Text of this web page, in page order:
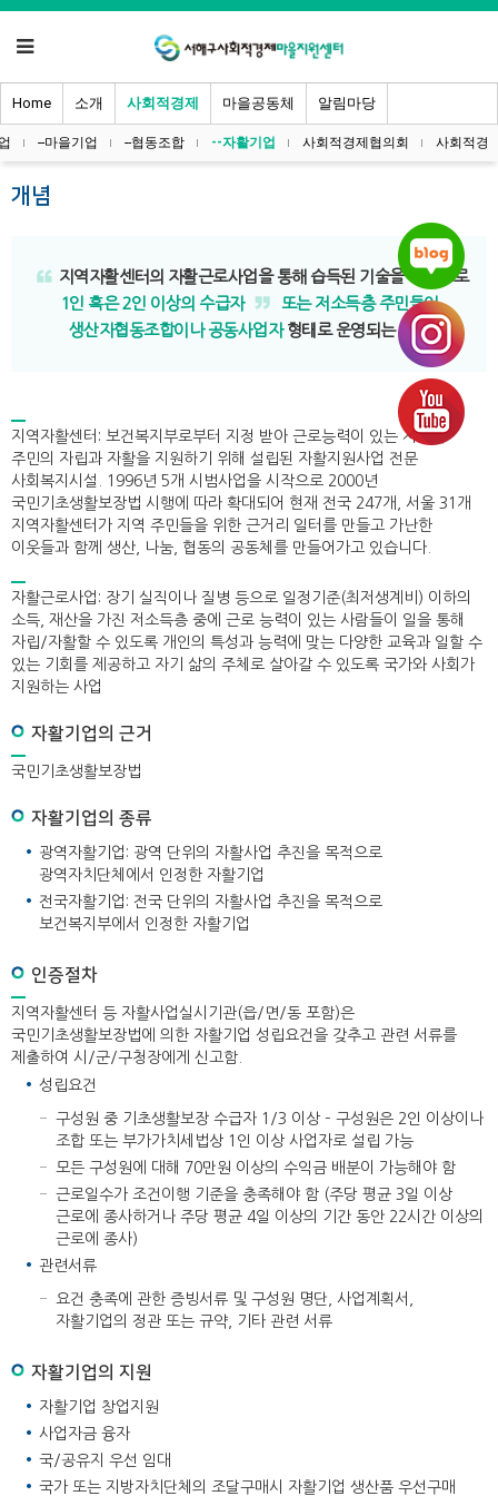
Home 소개 사회적경제 마을공동체 알림마당
--마을기업 --협동조합 --자활기업 사회적경제협의회 사회적경
개념
지역자활센터의 자활근로사업을 통해 습득된 기술을 바탕으로
1인 혹은 2인 이상의 수급자
또는 저소득층 주민들이
생산자협동조합이나 공동사업자형태로 운영되는 기업
지역자활센터: 보건복지부로부터 지정 받아 근로능력이 있는 저소득
주민의 자립과 자활을 지원하기 위해 설립된 자활지원사업 전문
사회복지시설. 1996년 5개 시범사업을 시작으로 2000년
국민기초생활보장법 시행에 따라 확대되어 현재 전국 247개, 서울 31개
지역자활센터가 지역 주민들을 위한 근거리 일터를 만들고 가난한
이웃들과 함께 생산, 나눔, 협동의 공동체를 만들어가고 있습니다.
자활근로사업: 장기 실직이나 질병 등으로 일정기준(최저생계비) 이하의
소득, 재산을 가진 저소득층 중에 근로 능력이 있는 사람들이 일을 통해
자립/자활할 수 있도록 개인의 특성과 능력에 맞는 다양한 교육과 일할 수
있는 기회를 제공하고 자기 삶의 주체로 살아갈 수 있도록 국가와 사회가
지원하는 사업
자활기업의 근거
국민기초생활보장법
자활기업의 종류
광역자활기업: 광역 단위의 자활사업 추진을 목적으로
광역자치단체에서 인정한 자활기업
전국자활기업: 전국 단위의 자활사업 추진을 목적으로
보건복지부에서 인정한 자활기업
인증절차
지역자활센터 등 자활사업실시기관(읍/면/동 포함)은
국민기초생활보장법에 의한 자활기업 성립요건을 갖추고 관련 서류를
제출하여 시/군/구청장에게 신고함.
성립요건
구성원 중 기초생활보장 수급자 1/3 이상 – 구성원은 2인 이상이나
조합 또는 부가가치세법상 1인 이상 사업자로 설립 가능
모든 구성원에 대해 70만원 이상의 수익금 배분이 가능해야 함
근로일수가 조건이행 기준을 충족해야 함 (주당 평균 3일 이상
근로에 종사하거나 주당 평균 4일 이상의 기간 동안 22시간 이상의
근로에 종사)
관련서류
요건 충족에 관한 증빙서류 및 구성원 명단, 사업계획서,
자활기업의 정관 또는 규약, 기타 관련 서류
자활기업의 지원
자활기업 창업지원
사업자금 융자
국/공유지 우선 임대
국가 또는 지방자치단체의 조달구매시 자활기업 생산품 우선구매